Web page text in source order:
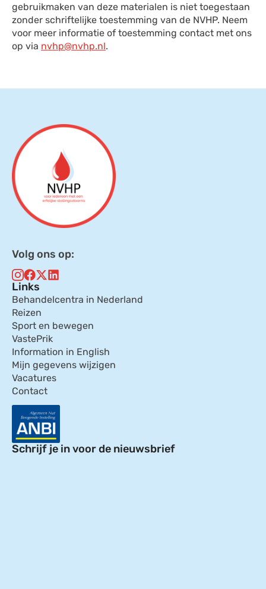
gebruikmaken van deze materialen is niet toegestaan
zonder schriftelijke toestemming van de NVHP. Neem
voor meer informatie of toestemming contact met ons
op via nvhp@nvhp.nl.
Volg ons op:
Links
Behandelcentra in Nederland
Reizen
Sport en bewegen
VastePrik
Information in English
Mijn gegevens wijzigen
Vacatures
Contact
Schrijf je in voor de nieuwsbrief